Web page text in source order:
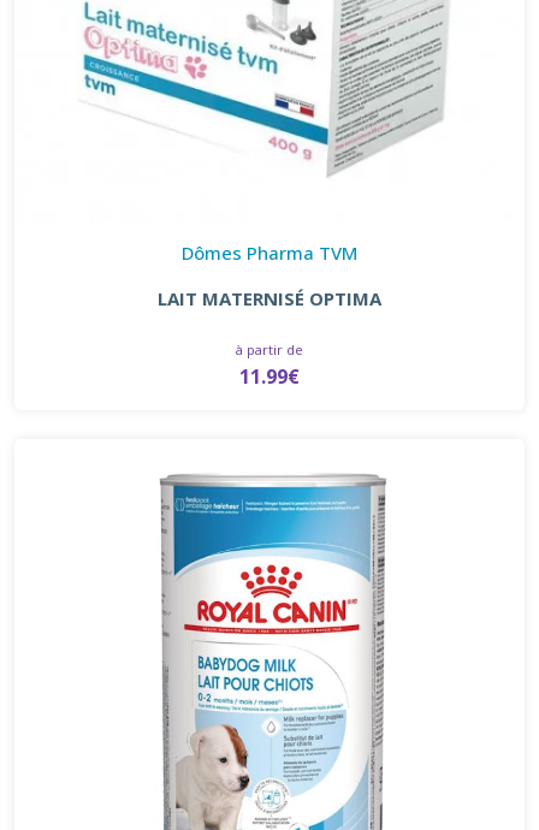
Dômes Pharma TVM
LAIT MATERNISÉ OPTIMA
à partir de
11.99€